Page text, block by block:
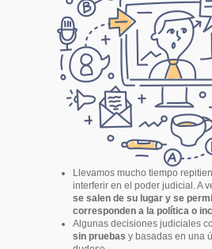
Llevamos mucho tiempo
interferir en el poder judicial. A
se salen de su lugar y se
corresponden a la política o
Algunas decisiones judiciales
sin pruebas y basadas en una